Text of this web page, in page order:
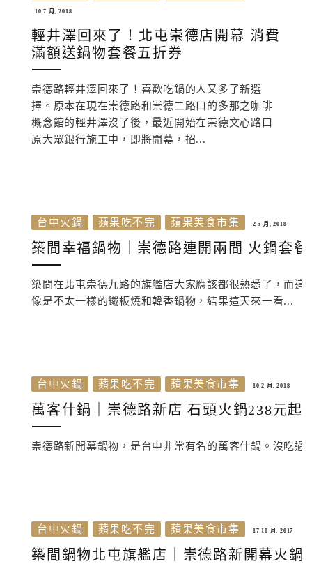
10 7 月, 2018
輕井澤回來了！北屯崇德店開幕 消費
滿額送鍋物套餐五折券
崇德路輕井澤回來了！喜歡吃鍋的人又多了新選
擇。原本在現在崇德路和崇德二路口的多那之咖啡
概念館的輕井澤沒了後，最近開始在崇德文心路口
原大眾銀行施工中，即將開幕，招...
台中火鍋 蘋果吃不完 蘋果美食市集 2 5 月, 2018
築間幸福鍋物｜崇德路連開兩間 火鍋套
築間在北屯崇德九路的旗艦店大家應該都很熟悉了，而
像是不太一樣的鐵板燒和韓香鍋物，結果這天來一看...
台中火鍋 蘋果吃不完 蘋果美食市集 10 2 月, 2018
萬客什鍋｜崇德路新店 石頭火鍋238元起
崇德路新開幕鍋物，是台中非常有名的萬客什鍋。沒吃
台中火鍋 蘋果吃不完 蘋果美食市集 17 10 月, 2017
築間鍋物北屯旗艦店｜崇德路新開幕火